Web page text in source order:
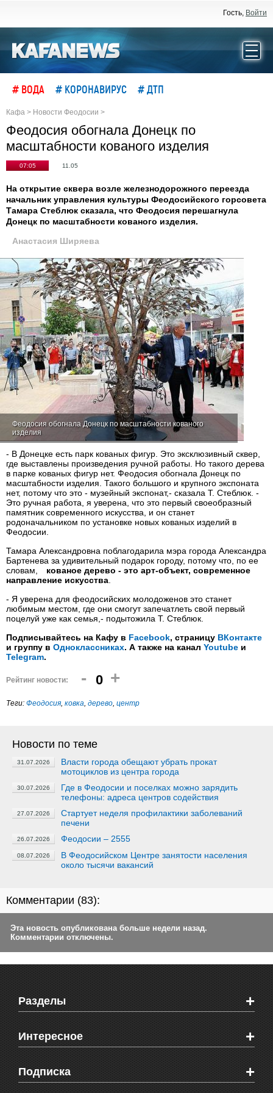
Гость, Войти
# ВОДА # КОРОНАВИРУС # ДТП
Кафа > Новости Феодосии >
Феодосия обогнала Донецк по
масштабности кованого изделия
07:05 11.05
На открытие сквера возле железнодорожного переезда
начальник управления культуры Феодосийского горсовета
Тамара Стеблюк сказала, что Феодосия перешагнула
Донецк по масштабности кованого изделия.
Анастасия Ширяева
Феодосия обогнала Донецк по масштабности кованого
изделия
- В Донецке есть парк кованых фигур. Это эксклюзивный сквер,
где выставлены произведения ручной работы. Но такого дерева
в парке кованых фигур нет. Феодосия обогнала Донецк по
масштабности изделия. Такого большого и крупного экспоната
нет, потому что это - музейный экспонат,- сказала Т. Стеблюк. -
Это ручная работа, я уверена, что это первый своеобразный
памятник современного искусства, и он станет
родоначальником по установке новых кованых изделий в
Феодосии.
Тамара Александровна поблагодарила мэра города Александра
Бартенева за удивительный подарок городу, потому что, по ее
словам,
кованое дерево - это арт-объект, современное
направление искусства
- Я уверена для феодосийских молодоженов это станет
любимым местом, где они смогут запечатлеть свой первый
поцелуй уже как семья,- подытожила Т. Стеблюк.
Подписывайтесь на Кафу в Facebook, страницу ВКонтакте
и группу в Одноклассниках. А также на канал Youtube и
Telegram.
Рейтинг новости: - 0 +
Теги: Феодосия, ковка, дерево, центр
Новости по теме
31.07.2026
Власти города обещают убрать прокат
мотоциклов из центра города
30.07.2026
Где в Феодосии и поселках можно зарядить
телефоны: адреса центров содействия
27.07.2026
Стартует неделя профилактики заболеваний
печени
26.07.2026 Феодосии – 2555
08.07.2026
В Феодосийском Центре занятости населения
около тысячи вакансий
Комментарии (83):
Эта новость опубликована больше недели назад.
Комментарии отключены.
Разделы +
Новости Феодосии
Новости Крыма
Мировые новости
Объявления
Здоровье
Интересное +
Видео о Феодосии
Веб-камеры Феодосии
Подписка +